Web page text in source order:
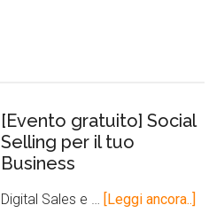
[Evento gratuito] Social
Selling per il tuo
Business
Digital Sales e … [Leggi ancora..]